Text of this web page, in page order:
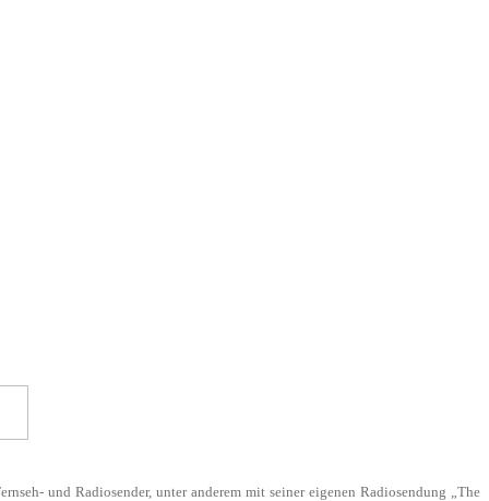
und Radiosender, unter anderem mit seiner eigenen Radiosendung „The